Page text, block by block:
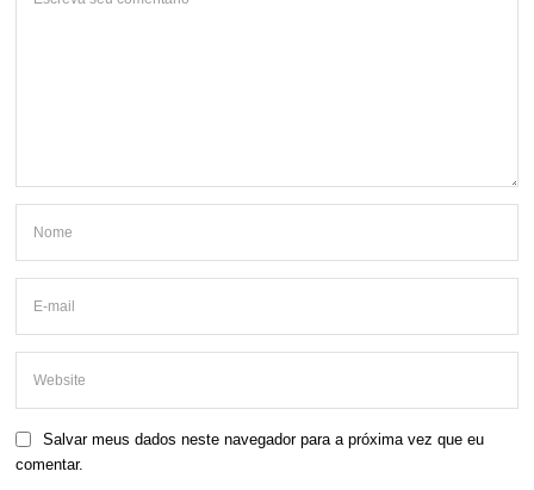
Salvar meus dados neste navegador para a próxima vez que eu
comentar.